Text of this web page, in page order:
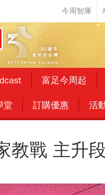
富足今周起
堂 訂購優惠 活
教戰 主升